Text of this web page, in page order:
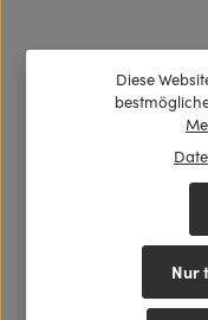
Diese
Nur